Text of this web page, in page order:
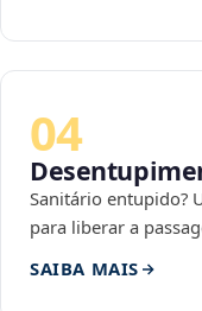
04
Sanitário entupido?
para liberar a
SAIBA MAIS